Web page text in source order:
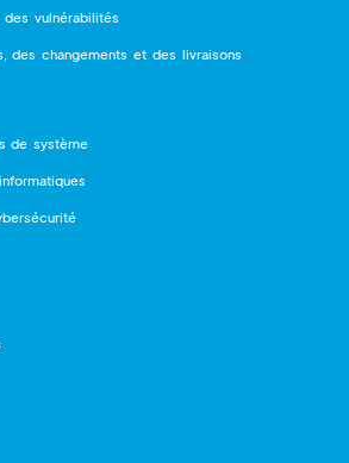
vulnérabilités
des changements et des livraisons
de système